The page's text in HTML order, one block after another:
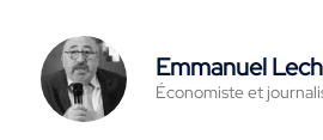
Emmanuel
Économiste et